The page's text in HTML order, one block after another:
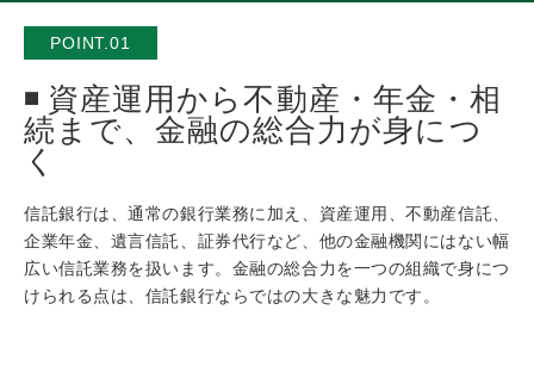
POINT.01
資産運用から不動産・年金・相
続まで、金融の総合力が身につ
く
信託銀行は、通常の銀行業務に加え、資産運用、不動産信託、
企業年金、遺言信託、証券代行など、他の金融機関にはない幅
広い信託業務を扱います。金融の総合力を一つの組織で身につ
けられる点は、信託銀行ならではの大きな魅力です。